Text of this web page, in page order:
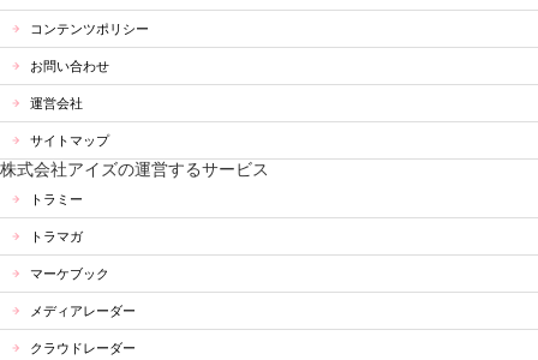
コンテンツポリシー
お問い合わせ
運営会社
サイトマップ
株式会社アイズの運営するサービス
トラミー
トラマガ
マーケブック
メディアレーダー
クラウドレーダー